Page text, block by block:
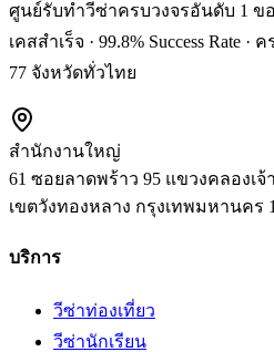
ศูนย์รับทำวีซ่าครบวงจรอันดับ 1 ขอ
เคสสำเร็จ · 99.8% Success Rate
77 จังหวัดทั่วไทย
สำนักงานใหญ่
61 ซอยลาดพร้าว 95 แขวงคลองเ
เขตวังทองหลาง กรุงเทพมหานคร
บริการ
วีซ่าท่องเที่ยว
วีซ่านักเรียน